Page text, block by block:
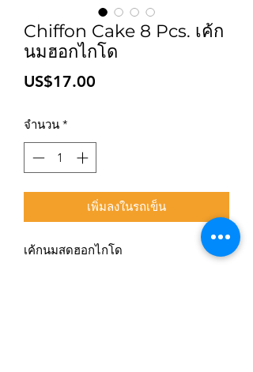
Chiffon Cake 8 Pcs. เค้ก
นมฮอกไกโด
US$17.00
จำนวน *
เพิ่มลงในรถเข็น
เค้กนมสดฮอกไกโด